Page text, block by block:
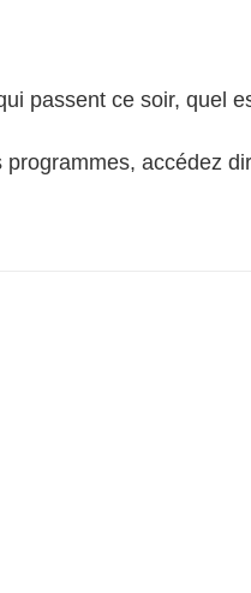
passent ce soir, quel
programmes, accédez